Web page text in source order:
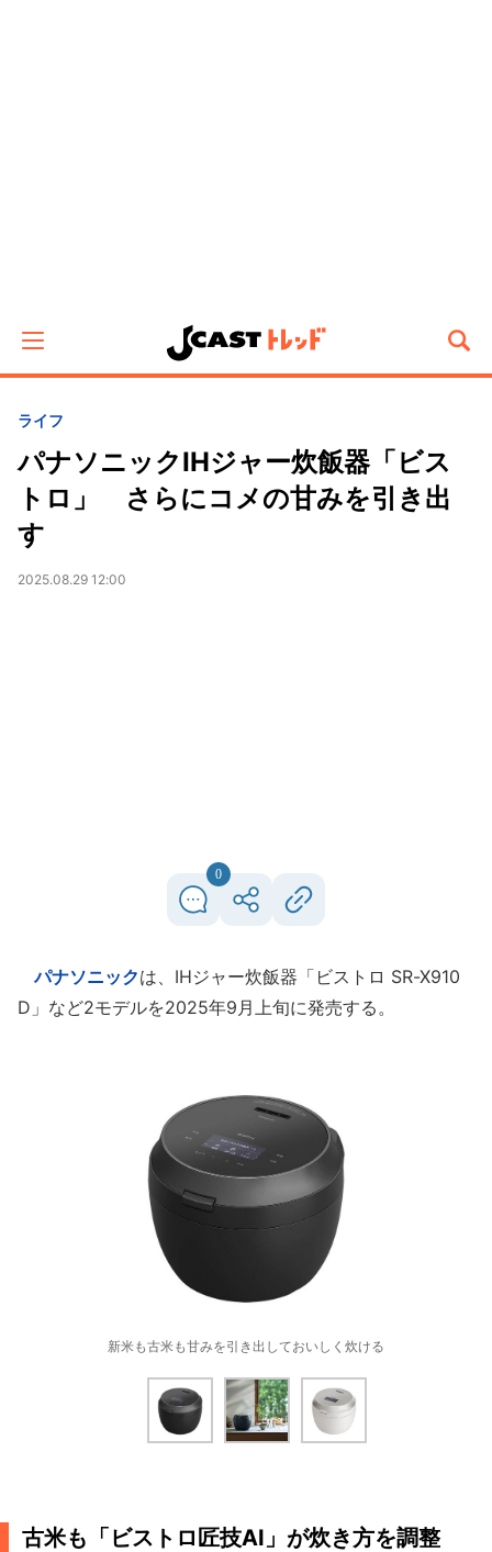
ライフ
パナソニックIHジャー炊飯器「ビス
トロ」 さらにコメの甘みを引き出
す
2025.08.29 12:00
0
パナソニックは、IHジャー炊飯器「ビストロ SR-X910
D」など2モデルを2025年9月上旬に発売する。
新米も古米も甘みを引き出しておいしく炊ける
古米も「ビストロ匠技AI」が炊き方を調整